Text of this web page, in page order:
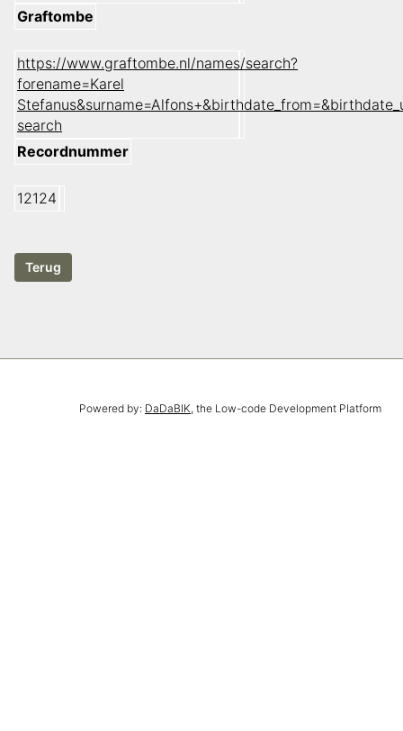
Graftombe
https://www.graftombe.nl/names/search?
forename=Karel
search
Recordnummer
12124
Powered by: DaDaBIK, the Low-code Development Platform